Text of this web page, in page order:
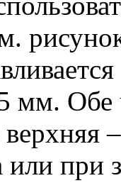
мм. Обе
при